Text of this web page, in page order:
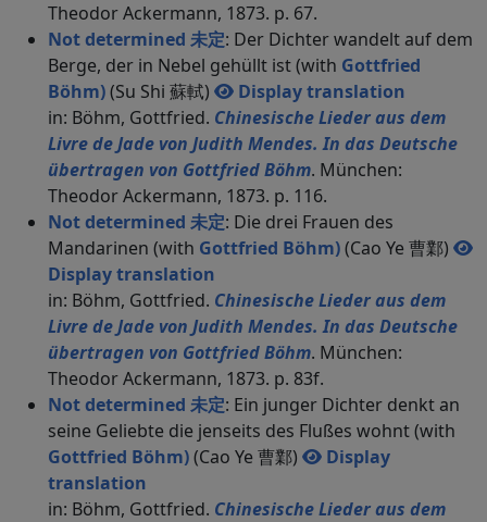
Theodor Ackermann, 1873. p. 67.
Not determined 未定: Der Dichter wandelt auf dem
Berge, der in Nebel gehüllt ist (with Gottfried
Böhm)(Su Shi 蘇軾)
Display translation
in: Böhm, Gottfried. Chinesische Lieder aus dem
Livre de Jade von Judith Mendes. In das Deutsche
übertragen von Gottfried Böhm. München:
Theodor Ackermann, 1873. p. 116.
Not determined 未定: Die drei Frauen des
Mandarinen (with Gottfried Böhm)(Cao Ye 曹鄴)
Display translation
in: Böhm, Gottfried. Chinesische Lieder aus dem
Livre de Jade von Judith Mendes. In das Deutsche
übertragen von Gottfried Böhm. München:
Theodor Ackermann, 1873. p. 83f.
Not determined 未定: Ein junger Dichter denkt an
seine Geliebte die jenseits des Flußes wohnt (with
Gottfried Böhm)(Cao Ye 曹鄴)
Display
translation
in: Böhm, Gottfried. Chinesische Lieder aus dem